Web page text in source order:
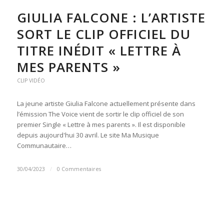
GIULIA FALCONE : L’ARTISTE
SORT LE CLIP OFFICIEL DU
TITRE INÉDIT « LETTRE À
MES PARENTS »
CLIP VIDÉO
La jeune artiste Giulia Falcone actuellement présente dans
l’émission The Voice vient de sortir le clip officiel de son
premier Single « Lettre à mes parents ». Il est disponible
depuis aujourd'hui 30 avril. Le site Ma Musique
Communautaire…
30/04/2023 / 0 Commentaires